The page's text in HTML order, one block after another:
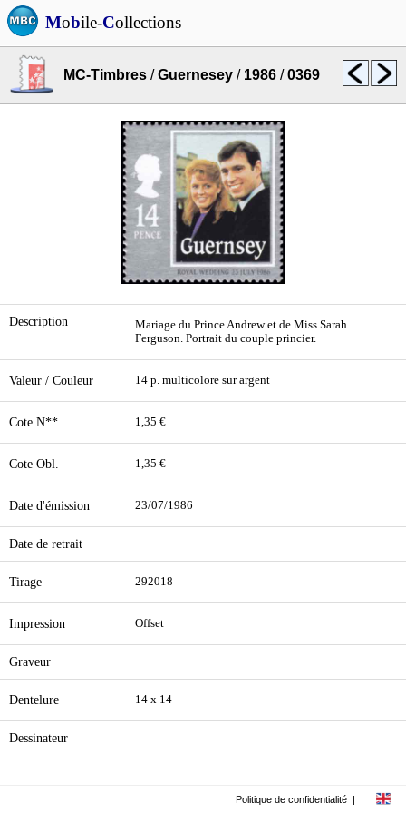
Mobile-Collections
MC-Timbres /Guernesey / 1986 /0369
Description
Mariage du Prince Andrew et de Miss Sarah
Ferguson. Portrait du couple princier.
Valeur / Couleur 14 p. multicolore sur argent
Cote N** 1,35 €
Cote Obl. 1,35 €
Date d'émission 23/07/1986
Date de retrait
Tirage 292018
Impression Offset
Graveur
Dentelure 14 x 14
Dessinateur
Politique de confidentialité |